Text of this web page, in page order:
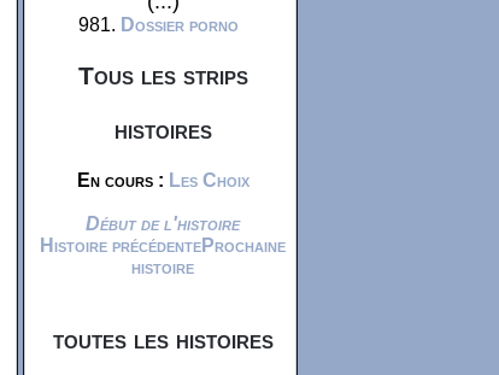
981. Dossier porno
Tous les strips
histoires
En cours : Les Choix
Début de l'histoire
Histoire précédenteProchaine
histoire
toutes les histoires